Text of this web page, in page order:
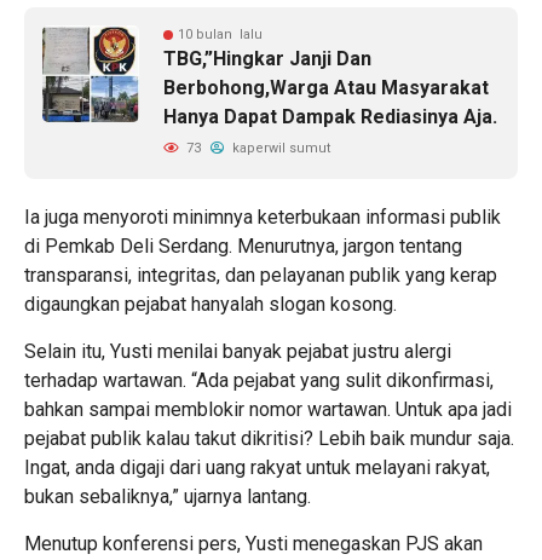
10 bulan lalu
TBG,”Hingkar Janji Dan
Berbohong,Warga Atau Masyarakat
Hanya Dapat Dampak Rediasinya Aja.
73 kaperwil sumut
Ia juga menyoroti minimnya keterbukaan informasi publik
di Pemkab Deli Serdang. Menurutnya, jargon tentang
transparansi, integritas, dan pelayanan publik yang kerap
digaungkan pejabat hanyalah slogan kosong.
Selain itu, Yusti menilai banyak pejabat justru alergi
terhadap wartawan. “Ada pejabat yang sulit dikonfirmasi,
bahkan sampai memblokir nomor wartawan. Untuk apa jadi
pejabat publik kalau takut dikritisi? Lebih baik mundur saja.
Ingat, anda digaji dari uang rakyat untuk melayani rakyat,
bukan sebaliknya,” ujarnya lantang.
Menutup konferensi pers, Yusti menegaskan PJS akan